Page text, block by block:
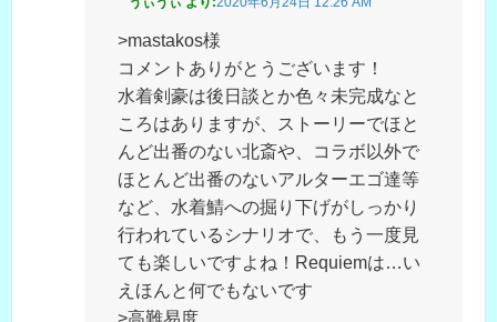
>mastakos様
コメントありがとうございます！
水着剣豪は後日談とか色々未完成なと
ころはありますが、ストーリーでほと
んど出番のない北斎や、コラボ以外で
ほとんど出番のないアルターエゴ達等
など、水着鯖への掘り下げがしっかり
行われているシナリオで、もう一度見
ても楽しいですよね！Requiemは…い
えほんと何でもないです
>高難易度